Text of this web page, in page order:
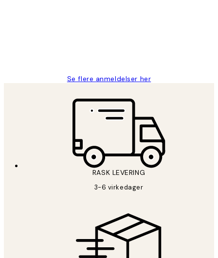
Se flere anmeldelser her
RASK LEVERING
3-6 virkedager